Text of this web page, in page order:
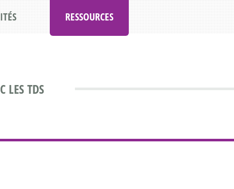
LES TDS
RESSOURCES